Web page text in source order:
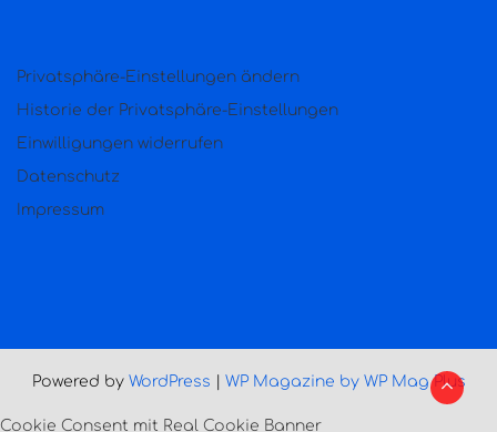
Privatsphäre-Einstellungen ändern
Historie der Privatsphäre-Einstellungen
Einwilligungen widerrufen
Datenschutz
Impressum
Powered by WordPress WP Magazine by WP Mag Plus
Cookie Consent mit Real Cookie Banner